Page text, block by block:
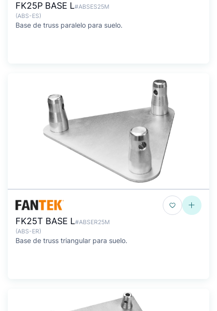
FK25P BASE L#ABSES25M
(ABS-ES)
Base de truss paralelo para suelo.
FK25T BASE L#ABSER25M
(ABS-ER)
Base de truss triangular para suelo.